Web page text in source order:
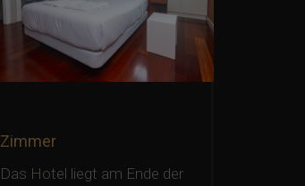
Zimmer
Das Hotel liegt am Ende der